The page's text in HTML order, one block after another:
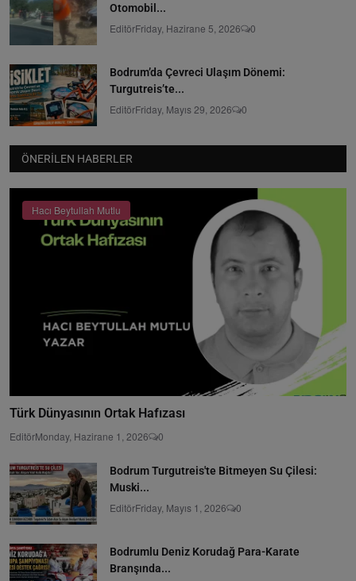
Otomobil...
EditörFriday, Hazirane 5, 2026 0
Bodrum’da Çevreci Ulaşım Dönemi:
Turgutreis’te...
EditörFriday, Mayıs 29, 2026 0
ÖNERILEN HABERLER
Hacı Beytullah Mutlu
Türk Dünyasının Ortak Hafızası
EditörMonday, Hazirane 1, 2026 0
Bodrum Turgutreis'te Bitmeyen Su Çilesi:
Muski...
EditörFriday, Mayıs 1, 2026 0
Bodrumlu Deniz Korudağ Para-Karate
Branşında...